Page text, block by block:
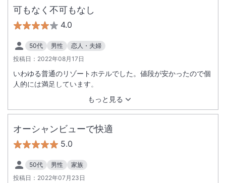
可もなく不可もなし
4.0
50代 男性
恋人・夫婦
投稿日： 2022年08月17日
もっと見る
いわゆる普通のリゾートホテルでした。値段が安かったので個
人的には満足しています。
オーシャンビューで快適
5.0
50代 男性
家族
投稿日： 2022年07月23日